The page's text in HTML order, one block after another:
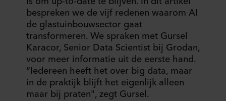
bespreken we de vijf redenen waarom AI
de glastuinbouwsector gaat
transformeren. We spraken met Gursel
Karacor, Senior Data Scientist bij Grodan,
voor meer informatie uit de eerste hand.
“Iedereen heeft het over big data, maar
in de praktijk blijft het eigenlijk alleen
maar bij praten", zegt Gursel.